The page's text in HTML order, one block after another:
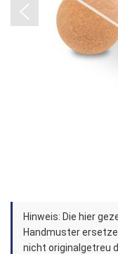
Zum
Anfang
der
Hinweis: Die hier
Handmuster
nicht originalgetreu